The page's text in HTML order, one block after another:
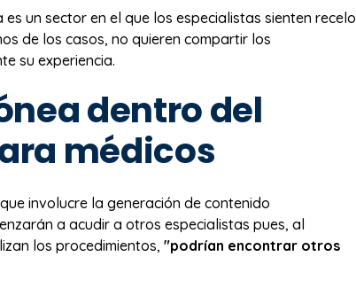
un sector en el que los especialistas sienten recelo
de los casos, no quieren compartir los
su experiencia.
dentro del
médicos
involucre la generación de contenido
a acudir a otros especialistas pues, al
los procedimientos, "podrían encontrar otros